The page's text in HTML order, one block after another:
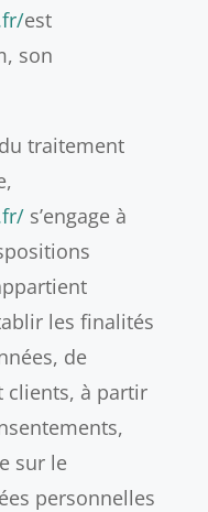
est
son
traitement
s’engage à
les finalités
de
clients, à partir
sur le
personnelles